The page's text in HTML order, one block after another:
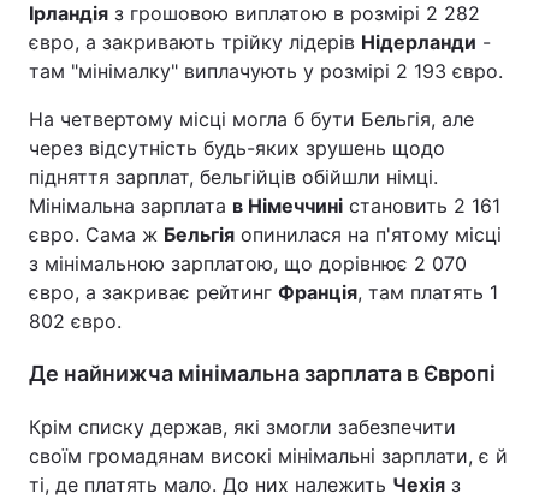
Ірландія з грошовою виплатою в розмірі 2 282
євро, а закривають трійку лідерів Нідерланди -
там "мінімалку" виплачують у розмірі 2 193 євро.
На четвертому місці могла б бути Бельгія, але
через відсутність будь-яких зрушень щодо
підняття зарплат, бельгійців обійшли німці.
Мінімальна зарплата в Німеччині становить 2 161
євро. Сама ж Бельгія опинилася на п'ятому місці
з мінімальною зарплатою, що дорівнює 2 070
євро, а закриває рейтинг Франція, там платять 1
802 євро.
Де найнижча мінімальна зарплата в Європі
Крім списку держав, які змогли забезпечити
своїм громадянам високі мінімальні зарплати, є й
ті, де платять мало. До них належить Чехія з